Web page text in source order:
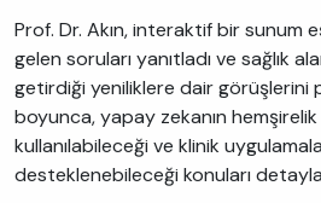
Prof. Dr. Akın, interaktif bir sunum
gelen soruları yanıtladı ve sağlık
getirdiği yeniliklere dair görüşlerini
boyunca, yapay zekanın hemşirelik
kullanılabileceği ve klinik
desteklenebileceği konuları